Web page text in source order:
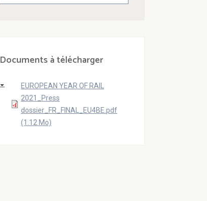
Documents à télécharger
EUROPEAN YEAR OF RAIL
2021_Press
dossier_FR_FINAL_EU4BE.pdf
(1.12 Mo)